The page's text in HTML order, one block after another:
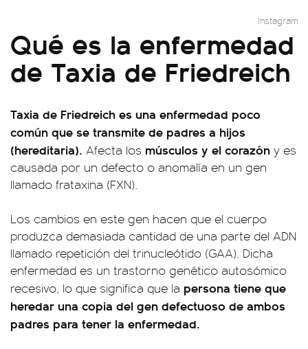
Instagram
Qué es la enfermedad
de Taxia de Friedreich
Taxia de Friedreich es una enfermedad poco
común que se transmite de padres a hijos
(hereditaria). Afecta los músculos y el corazón y es
causada por un defecto o anomalía en un gen
llamado frataxina (FXN).
Los cambios en este gen hacen que el cuerpo
produzca demasiada cantidad de una parte del ADN
llamado repetición del trinucleótido (GAA). Dicha
enfermedad es un trastorno genético autosómico
recesivo, lo que significa que la persona tiene que
heredar una copia del gen defectuoso de ambos
padres para tener la enfermedad.